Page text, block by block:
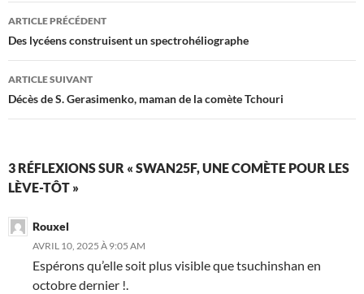
Navigation
des
articles
ARTICLE PRÉCÉDENT
Des lycéens construisent un spectrohéliographe
ARTICLE SUIVANT
Décès de S. Gerasimenko, maman de la comète Tchouri
3 RÉFLEXIONS SUR « SWAN25F, UNE COMÈTE POUR LES
LÈVE-TÔT »
Rouxel
AVRIL 10, 2025 À 9:05 AM
Espérons qu’elle soit plus visible que tsuchinshan en
octobre dernier !.